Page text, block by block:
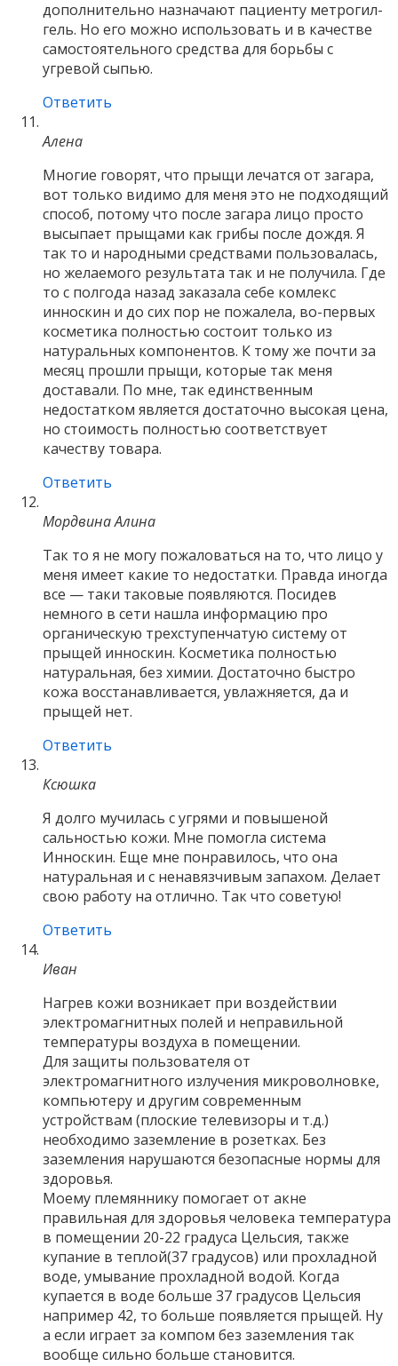
дополнительно назначают пациенту метрогил-
гель. Но его можно использовать и в качестве
самостоятельного средства для борьбы с
угревой сыпью.
Ответить
Алена
Многие говорят, что прыщи лечатся от загара,
вот только видимо для меня это не подходящий
способ, потому что после загара лицо просто
высыпает прыщами как грибы после дождя. Я
так то и народными средствами пользовалась,
но желаемого результата так и не получила. Где
то с полгода назад заказала себе комлекс
инноскин и до сих пор не пожалела, во-первых
косметика полностью состоит только из
натуральных компонентов. К тому же почти за
месяц прошли прыщи, которые так меня
доставали. По мне, так единственным
недостатком является достаточно высокая цена,
но стоимость полностью соответствует
качеству товара.
Ответить
Мордвина Алина
Так то я не могу пожаловаться на то, что лицо у
меня имеет какие то недостатки. Правда иногда
все — таки таковые появляются. Посидев
немного в сети нашла информацию про
органическую трехступенчатую систему от
прыщей инноскин. Косметика полностью
натуральная, без химии. Достаточно быстро
кожа восстанавливается, увлажняется, да и
прыщей нет.
Ответить
Ксюшка
Я долго мучилась с угрями и повышеной
сальностью кожи. Мне помогла система
Инноскин. Еще мне понравилось, что она
натуральная и с ненавязчивым запахом. Делает
свою работу на отлично. Так что советую!
Ответить
Иван
Нагрев кожи возникает при воздействии
электромагнитных полей и неправильной
температуры воздуха в помещении.
Для защиты пользователя от
электромагнитного излучения микроволновке,
компьютеру и другим современным
устройствам (плоские телевизоры и т.д.)
необходимо заземление в розетках. Без
заземления нарушаются безопасные нормы для
здоровья.
Моему племяннику помогает от акне
правильная для здоровья человека температура
в помещении 20-22 градуса Цельсия, также
купание в теплой(37 градусов) или прохладной
воде, умывание прохладной водой. Когда
купается в воде больше 37 градусов Цельсия
например 42, то больше появляется прыщей. Ну
а если играет за компом без заземления так
вообще сильно больше становится.